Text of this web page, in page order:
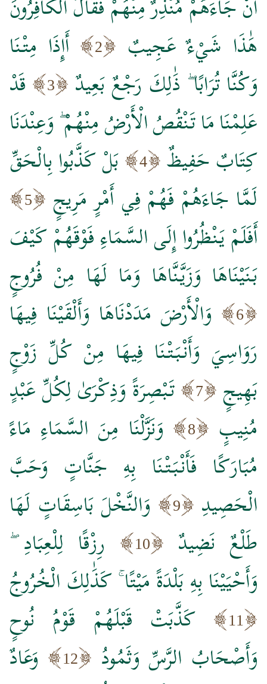
أَنْ جَاءَهُمْ مُنْذِرٌ مِنْهُمْ فَقَالَ الْكَافِرُونَ
هَٰذَا شَيْءٌ عَجِيبٌ
2
أَإِذَا مِتْنَا
وَكُنَّا تُرَابًا ۖ ذَٰلِكَ رَجْعٌ بَعِيدٌ
3
قَدْ
عَلِمْنَا مَا تَنْقُصُ الْأَرْضُ مِنْهُمْ ۖ وَعِنْدَنَا
كِتَابٌ حَفِيظٌ
4
بَلْ كَذَّبُوا بِالْحَقِّ
لَمَّا جَاءَهُمْ فَهُمْ فِي أَمْرٍ مَرِيجٍ
5
أَفَلَمْ يَنْظُرُوا إِلَى السَّمَاءِ فَوْقَهُمْ كَيْفَ
بَنَيْنَاهَا وَزَيَّنَّاهَا وَمَا لَهَا مِنْ فُرُوجٍ
6
وَالْأَرْضَ مَدَدْنَاهَا وَأَلْقَيْنَا فِيهَا
رَوَاسِيَ وَأَنْبَتْنَا فِيهَا مِنْ كُلِّ زَوْجٍ
بَهِيجٍ
7
تَبْصِرَةً وَذِكْرَىٰ لِكُلِّ عَبْدٍ
مُنِيبٍ
8
وَنَزَّلْنَا مِنَ السَّمَاءِ مَاءً
مُبَارَكًا فَأَنْبَتْنَا بِهِ جَنَّاتٍ وَحَبَّ
الْحَصِيدِ
9
وَالنَّخْلَ بَاسِقَاتٍ لَهَا
طَلْعٌ نَضِيدٌ
10
رِزْقًا لِلْعِبَادِ ۖ
وَأَحْيَيْنَا بِهِ بَلْدَةً مَيْتًا ۚ كَذَٰلِكَ الْخُرُوجُ
11
كَذَّبَتْ قَبْلَهُمْ قَوْمُ نُوحٍ
وَأَصْحَابُ الرَّسِّ وَثَمُودُ
12
وَعَادٌ